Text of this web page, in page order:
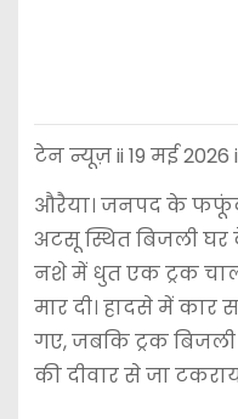
टेन न्यूज़ ii 19 मई 2026
औरैया। जनपद के
अटसू स्थित बिजली
नशे में धुत एक ट्रक
मार दी। हादसे में कार
गए, जबकि ट्रक
की दीवार से जा